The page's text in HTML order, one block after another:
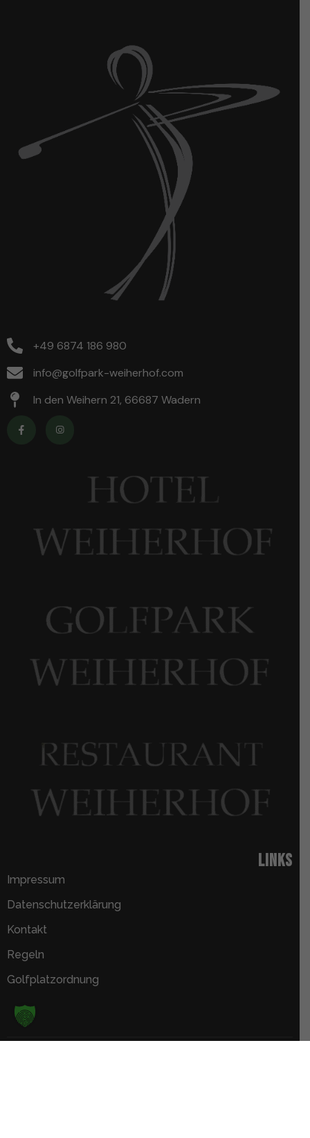
+49 6874 186 980
info@golfpark-weiherhof.com
In den Weihern 21, 66687 Wadern
Links
Impressum
Datenschutzerklärung
Kontakt
Regeln
Golfplatzordnung